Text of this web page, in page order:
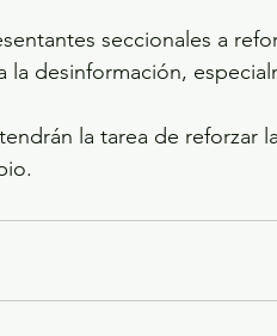
seccionales a
la desinformación,
la tarea de reforzar